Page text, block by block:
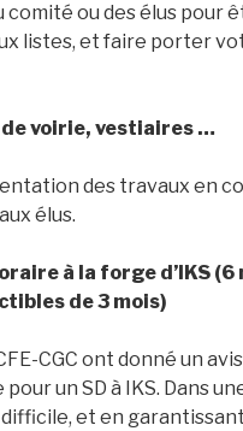
comité ou des élus pour
listes, et faire porter
voirie, vestiaires …
des travaux en
élus.
à la forge d’IKS (6
de 3 mois)
CGC ont donné un avis
un SD à IKS. Dans
et en